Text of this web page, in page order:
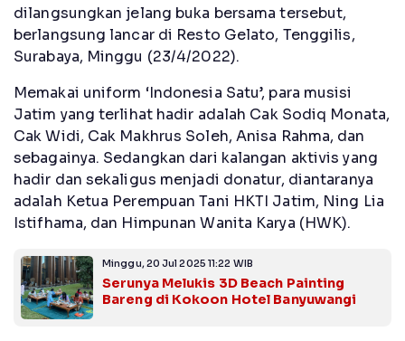
dilangsungkan jelang buka bersama tersebut,
berlangsung lancar di Resto Gelato, Tenggilis,
Surabaya, Minggu (23/4/2022).
Memakai uniform ‘Indonesia Satu’, para musisi
Jatim yang terlihat hadir adalah Cak Sodiq Monata,
Cak Widi, Cak Makhrus Soleh, Anisa Rahma, dan
sebagainya. Sedangkan dari kalangan aktivis yang
hadir dan sekaligus menjadi donatur, diantaranya
adalah Ketua Perempuan Tani HKTI Jatim, Ning Lia
Istifhama, dan Himpunan Wanita Karya (HWK).
Minggu, 20 Jul 2025 11:22 WIB
Serunya Melukis 3D Beach Painting
Bareng di Kokoon Hotel Banyuwangi